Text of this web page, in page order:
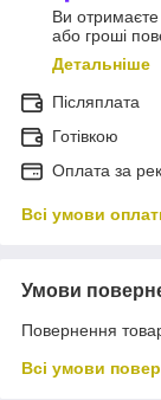
Ви
або гроші
Детальніше
Післяплата
Готівкою
Оплата за
Всі умови
Умови
Повернення
Всі умови